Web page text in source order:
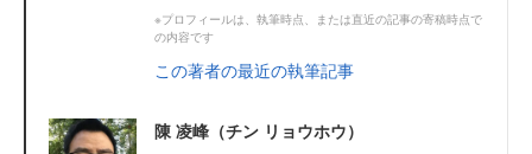
※プロフィールは、執筆時点、または直近の記事の寄稿時点で
の内容です
この著者の最近の執筆記事
陳 凌峰（チン リョウホウ）